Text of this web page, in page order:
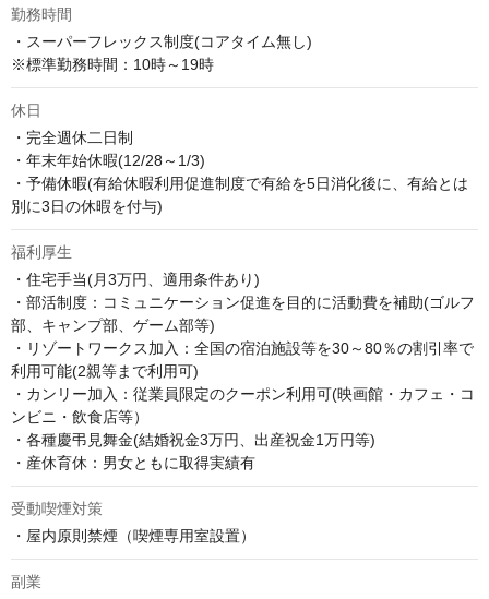
勤務時間
・スーパーフレックス制度(コアタイム無し)
※標準勤務時間：10時～19時
休日
・完全週休二日制
・年末年始休暇(12/28～1/3)
・予備休暇(有給休暇利用促進制度で有給を5日消化後に、有給とは
別に3日の休暇を付与)
福利厚生
・住宅手当(月3万円、適用条件あり)
・部活制度：コミュニケーション促進を目的に活動費を補助(ゴルフ
部、キャンプ部、ゲーム部等)
・リゾートワークス加入：全国の宿泊施設等を30～80％の割引率で
利用可能(2親等まで利用可)
・カンリー加入：従業員限定のクーポン利用可(映画館・カフェ・コ
ンビニ・飲食店等）
・各種慶弔見舞金(結婚祝金3万円、出産祝金1万円等)
・産休育休：男女ともに取得実績有
受動喫煙対策
・屋内原則禁煙（喫煙専用室設置）
副業